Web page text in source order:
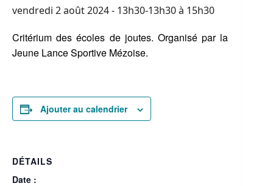
vendredi 2 août 2024 - 13h30-13h30à 15h30
Critérium des écoles de joutes. Organisé par la
Jeune Lance Sportive Mézoise.
Ajouter au calendrier
DÉTAILS
Date :